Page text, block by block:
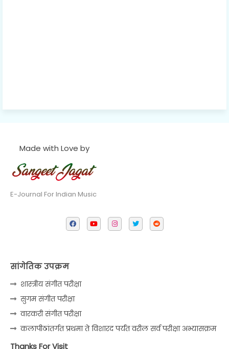
Made with Love by
E-Journal For Indian Music
सांगेतिक उपक्रम
शास्त्रीय संगीत परीक्षा
सुगम संगीत परीक्षा
वारकरी संगीत परीक्षा
कलापीठांतर्गत प्रथमा ते विशारद पर्यंत वरील सर्व परीक्षा अभ्यासक्रम
Thanks For Visit